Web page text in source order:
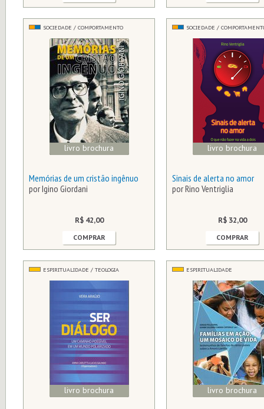
SOCIEDADE / COMPORTAMENTO
livro brochura
Memórias de um cristão ingênuo
por Igino Giordani
R$ 42,00
COMPRAR
SOCIEDADE /
livro brochura
Sinais de alerta no amor
por Rino Ventriglia
R$ 32,00
COMPRAR
ESPIRITUALIDADE / TEOLOGIA
livro brochura
ESPIRITUALIDADE
livro brochura